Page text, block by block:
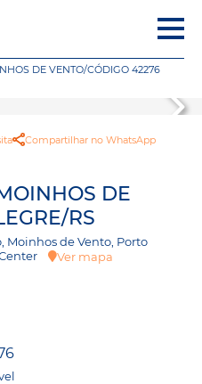
DE VENTO/CÓDIGO 42276
Compartilhar no WhatsApp
DE
RS
Moinhos de Vento, Porto
Center
Ver mapa